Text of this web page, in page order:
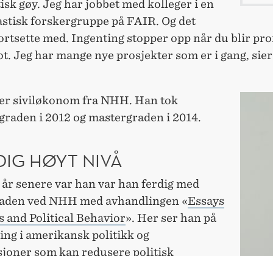
gøy. Jeg har jobbet med kolleger i en
forskergruppe på FAIR. Og det
med. Ingenting stopper opp når du blir
Jeg har mange nye prosjekter som er i gang,
siviløkonom fra NHH. Han tok
i 2012 og mastergraden i 2014.
HØYT NIVÅ
senere var han var han ferdig med
ved NHH med avhandlingen «Essays
and Political Behavior». Her ser han på
i amerikansk politikk og
som kan redusere politisk